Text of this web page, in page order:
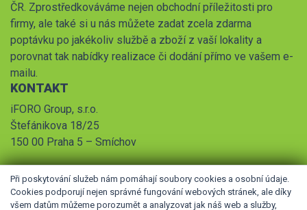
ČR. Zprostředkováváme nejen obchodní příležitosti pro
firmy, ale také si u nás můžete zadat zcela zdarma
poptávku po jakékoliv službě a zboží z vaší lokality a
porovnat tak nabídky realizace či dodání přímo ve vašem e-
mailu.
KONTAKT
iFORO Group, s.r.o.
Štefánikova 18/25
150 00 Praha 5 – Smíchov
Při poskytování služeb nám pomáhají soubory cookies a osobní údaje.
Cookies podporují nejen správné fungování webových stránek, ale díky
všem datům můžeme porozumět a analyzovat jak náš web a služby,